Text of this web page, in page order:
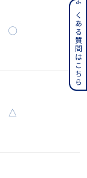
〇
△
よくある質問はこちら